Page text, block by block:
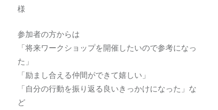
様
参加者の方からは
「将来ワークショップを開催したいので参考になっ
た」
「励まし合える仲間ができて嬉しい」
「自分の行動を振り返る良いきっかけになった」な
ど